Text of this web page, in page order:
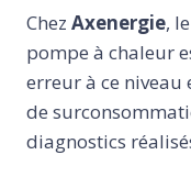
Chez Axenergie,
pompe à chaleur
erreur à ce niveau
de
diagnostics